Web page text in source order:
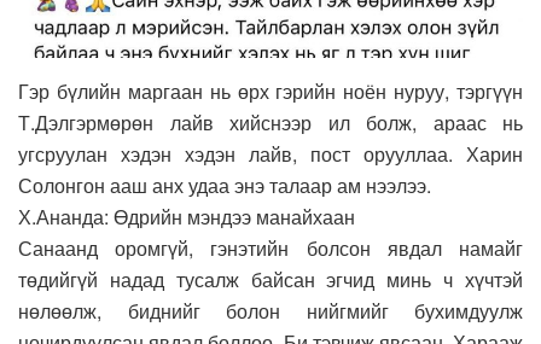
Гэр бүлийн маргаан нь өрх гэрийн ноён нуруу, тэргүүн
Т.Дэлгэрмөрөн лайв хийснээр ил болж, араас нь
угсруулан хэдэн хэдэн лайв, пост орууллаа. Харин
Солонгон ааш анх удаа энэ талаар ам нээлээ.
Х.Ананда: Өдрийн мэндээ манайхаан
Санаанд оромгүй, гэнэтийн болсон явдал намайг
төдийгүй надад тусалж байсан эгчид минь ч хүчтэй
нөлөөлж, биднийг болон нийгмийг бухимдуулж